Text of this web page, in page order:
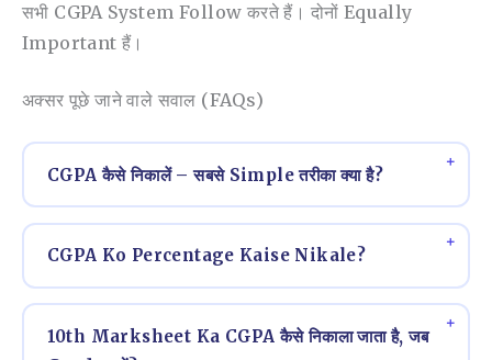
सभी CGPA System Follow करते हैं। दोनों Equally
Important हैं।
अक्सर पूछे जाने वाले सवाल (FAQs)
CGPA कैसे निकालें – सबसे Simple तरीका क्या है?
CGPA Ko Percentage Kaise Nikale?
10th Marksheet Ka CGPA कैसे निकाला जाता है, जब